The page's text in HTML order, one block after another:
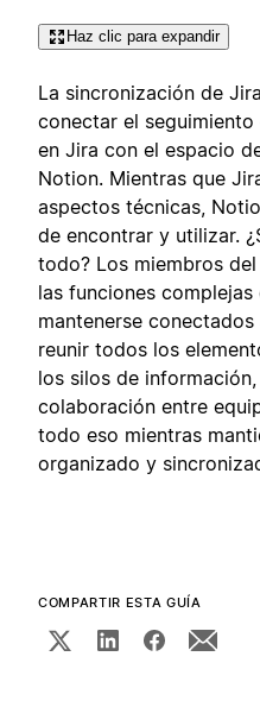
Haz clic para expandir
La sincronización de
conectar el
en Jira con el espacio
Notion. Mientras que
aspectos técnicas,
de encontrar y utilizar.
todo? Los miembros
las funciones
mantenerse
reunir todos los
los silos de
colaboración entre
todo eso mientras
organizado y
COMPARTIR ESTA GUÍA